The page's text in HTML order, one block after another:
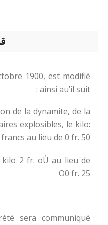
1900, est modifié
ainsi au’il suit :
de la dynamite, de la
explosibles, le kilo:
francs au lieu de 0 fr. 50.
kilo 2 fr. oÙ au lieu de
O0 fr. 25
sera communiqué